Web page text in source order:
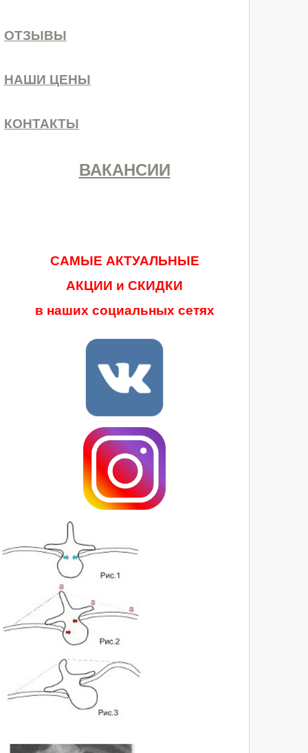
ОТЗЫВЫ
НАШИ ЦЕНЫ
КОНТАКТЫ
ВАКАНСИИ
САМЫЕ АКТУАЛЬНЫЕ
АКЦИИ и СКИДКИ
в наших социальных сетях